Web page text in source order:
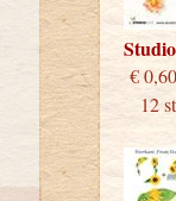
12